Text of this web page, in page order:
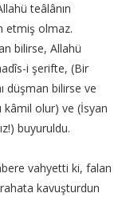
teâlânın
etmiş olmaz.
bilirse, Allahü
i şerifte, (Bir
düşman bilirse ve
kâmil olur) ve (İsyan
buyuruldu.
vahyetti ki, falan
kavuşturdun